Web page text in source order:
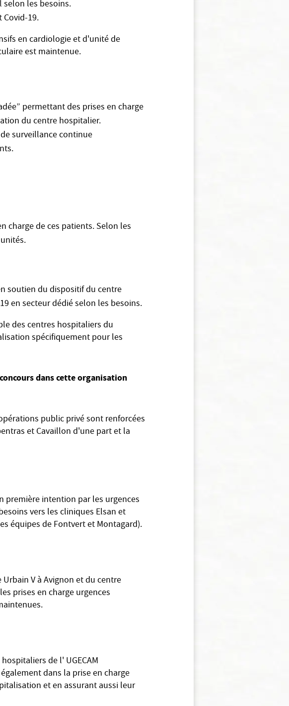
selon les besoins.
19.
en cardiologie et d'unité de
est maintenue.
permettant des prises en charge
du centre hospitalier.
surveillance continue
charge de ces patients. Selon les
soutien du dispositif du centre
en secteur dédié selon les besoins.
des centres hospitaliers du
spécifiquement pour les
dans cette organisation
public privé sont renforcées
et Cavaillon d'une part et la
première intention par les urgences
vers les cliniques Elsan et
équipes de Fontvert et Montagard).
V à Avignon et du centre
prises en charge urgences
de l' UGECAM
dans la prise en charge
et en assurant aussi leur